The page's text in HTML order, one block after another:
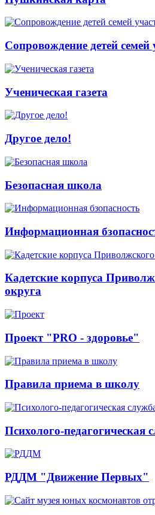
Сопровождение детей
Ученическая газета
Другое дело!
Безопасная школа
Информационная
Кадетские корпуса
округа
Проект "PRO - здоровье"
Правила приема в школу
Психолого-педагогическая
РДДМ "Движение Первых"